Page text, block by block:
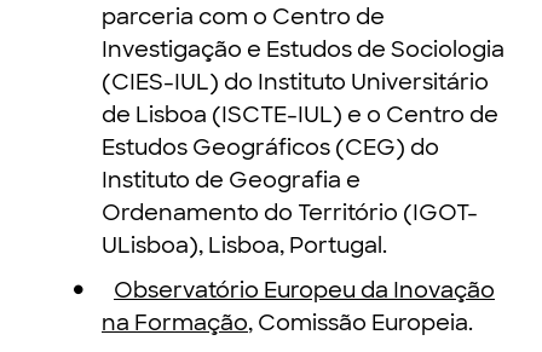
parceria com o Centro de
Investigação e Estudos de Sociologia
(CIES-IUL) do Instituto Universitário
de Lisboa (ISCTE-IUL) e o Centro de
Estudos Geográficos (CEG) do
Instituto de Geografia e
Ordenamento do Território (IGOT-
ULisboa), Lisboa, Portugal.
Observatório Europeu da Inovação
na Formação, Comissão Europeia.